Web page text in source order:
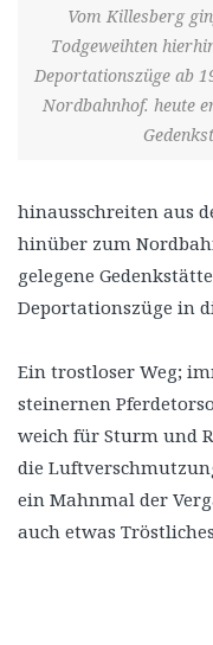
Vom Killesberg
Todgeweihten
Deportationszüge ab
Nordbahnhof. heute
hinausschreiten aus
hinüber zum
gelegene
Deportationszüge in
Ein trostloser Weg;
steinernen
weich für Sturm und
die
ein Mahnmal der
auch etwas